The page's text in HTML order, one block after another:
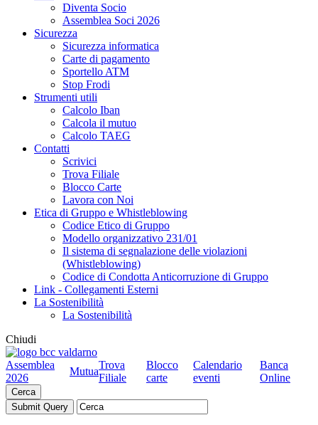
Diventa Socio
Assemblea Soci 2026
Sicurezza
Sicurezza informatica
Carte di pagamento
Sportello ATM
Stop Frodi
Strumenti utili
Calcolo Iban
Calcola il mutuo
Calcolo TAEG
Contatti
Scrivici
Trova Filiale
Blocco Carte
Lavora con Noi
Etica di Gruppo e Whistleblowing
Codice Etico di Gruppo
Modello organizzativo 231/01
Il sistema di segnalazione delle violazioni
(Whistleblowing)
Codice di Condotta Anticorruzione di Gruppo
Link - Collegamenti Esterni
La Sostenibilità
La Sostenibilità
Chiudi
Assemblea
2026
Mutua
Trova
Filiale
Blocco
carte
Calendario
eventi
Banca
Online
Cerca